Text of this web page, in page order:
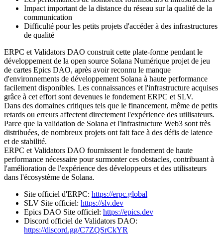
Impact important de la distance du réseau sur la qualité de la
communication
Difficulté pour les petits projets d'accéder à des infrastructures
de qualité
ERPC et Validators DAO construit cette plate-forme pendant le
développement de la open source Solana Numérique projet de jeu
de cartes Epics DAO, après avoir reconnu le manque
d'environnements de développement Solana à haute performance
facilement disponibles. Les connaissances et l'infrastructure acquises
grâce à cet effort sont devenues le fondement ERPC et SLV.
Dans des domaines critiques tels que le financement, même de petits
retards ou erreurs affectent directement l'expérience des utilisateurs.
Parce que la validation de Solana et l'infrastructure Web3 sont très
distribuées, de nombreux projets ont fait face à des défis de latence
et de stabilité.
ERPC et Validators DAO fournissent le fondement de haute
performance nécessaire pour surmonter ces obstacles, contribuant à
l'amélioration de l'expérience des développeurs et des utilisateurs
dans l'écosystème de Solana.
Site officiel d'ERPC: https://erpc.global
SLV Site officiel: https://slv.dev
Epics DAO Site officiel: https://epics.dev
Discord officiel de Validators DAO:
https://discord.gg/C7ZQSrCkYR